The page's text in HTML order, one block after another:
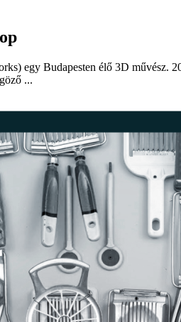
egy Budapesten élő 3D művész.
...